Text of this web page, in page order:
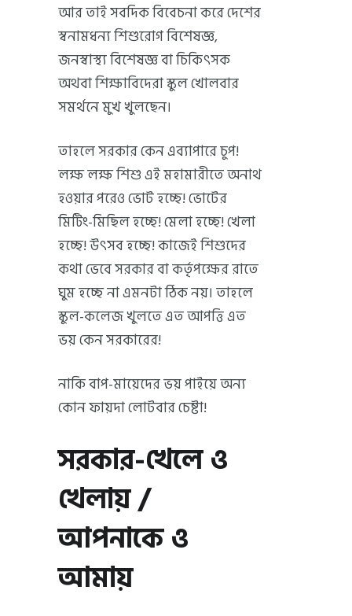
আর তাই সবদিক বিবেচনা করে দেশের
স্বনামধন্য শিশুরোগ বিশেষজ্ঞ,
জনস্বাস্থ্য বিশেষজ্ঞ বা চিকিৎসক
অথবা শিক্ষাবিদেরা স্কুল খোলবার
সমর্থনে মুখ খুলছেন।
তাহলে সরকার কেন এব্যাপারে চুপ!
লক্ষ লক্ষ শিশু এই মহামারীতে অনাথ
হওয়ার পরেও ভোট হচ্ছে! ভোটের
মিটিং-মিছিল হচ্ছে! মেলা হচ্ছে! খেলা
হচ্ছে! উৎসব হচ্ছে! কাজেই শিশুদের
কথা ভেবে সরকার বা কর্তৃপক্ষের রাতে
ঘুম হচ্ছে না এমনটা ঠিক নয়। তাহলে
স্কুল-কলেজ খুলতে এত আপত্তি এত
ভয় কেন সরকারের!
নাকি বাপ-মায়েদের ভয় পাইয়ে অন্য
কোন ফায়দা লোটবার চেষ্টা!
সরকার-খেলে ও
খেলায় /
আপনাকে ও
আমায়